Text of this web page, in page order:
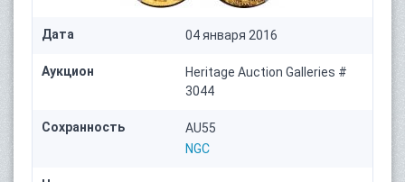
Дата 04 января 2016
Аукцион
Heritage Auction Galleries #
3044
Сохранность
AU55
NGC